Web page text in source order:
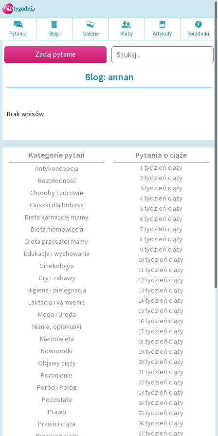
Pytania Blogi Galerie Kluby Artykuły Poradniki
Zadaj pytanie
Blog: annan
Brak wpisów
Kategorie pytań
Antykoncepcja
Bezpłodność
Choroby i zdrowie
Ciuszki dla bobasa
Dieta karmiącej mamy
Dieta niemowlęcia
Dieta przyszłej mamy
Edukacja i wychowanie
Ginekologia
Gry i zabawy
Higiena i pielęgnacja
Laktacja i karmienie
Moda i Uroda
Nianie, opiekunki
Niemowlęta
Noworodki
Objawy ciąży
Poronienie
Poród i Połóg
Pozostałe
Prawo
Prawo i ciąża
Pytania o ciąże
1tydzień ciąży
2tydzień ciąży
3tydzień ciąży
4tydzień ciąży
5tydzień ciąży
6tydzień ciąży
7tydzień ciąży
8 tydzień ciąży
9tydzień ciąży
10 tydzień ciąży
11 tydzień ciąży
12tydzień ciąży
13 tydzień ciąży
14 tydzień ciąży
15 tydzień ciąży
16 tydzień ciąży
17 tydzień ciąży
18 tydzień ciąży
19 tydzień ciąży
20 tydzień ciąży
21 tydzień ciąży
22tydzień ciąży
23 tydzień ciąży
24 tydzień ciąży
25 tydzień ciąży
26 tydzień ciąży
27 tydzień ciąży